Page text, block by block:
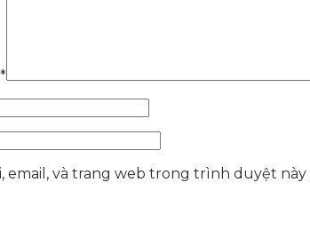
*
email, và trang web trong trình duyệt